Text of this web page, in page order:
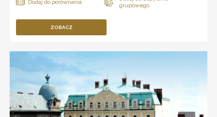
ZOBACZ